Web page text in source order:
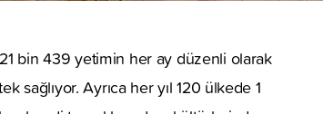
bin 439 yetimin her ay düzenli olarak
sağlıyor. Ayrıca her yıl 120 ülkede 1